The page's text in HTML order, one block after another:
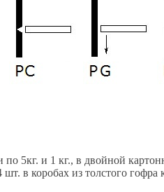
5кг. и 1 кг., в двойной
в коробах из толстого гофра